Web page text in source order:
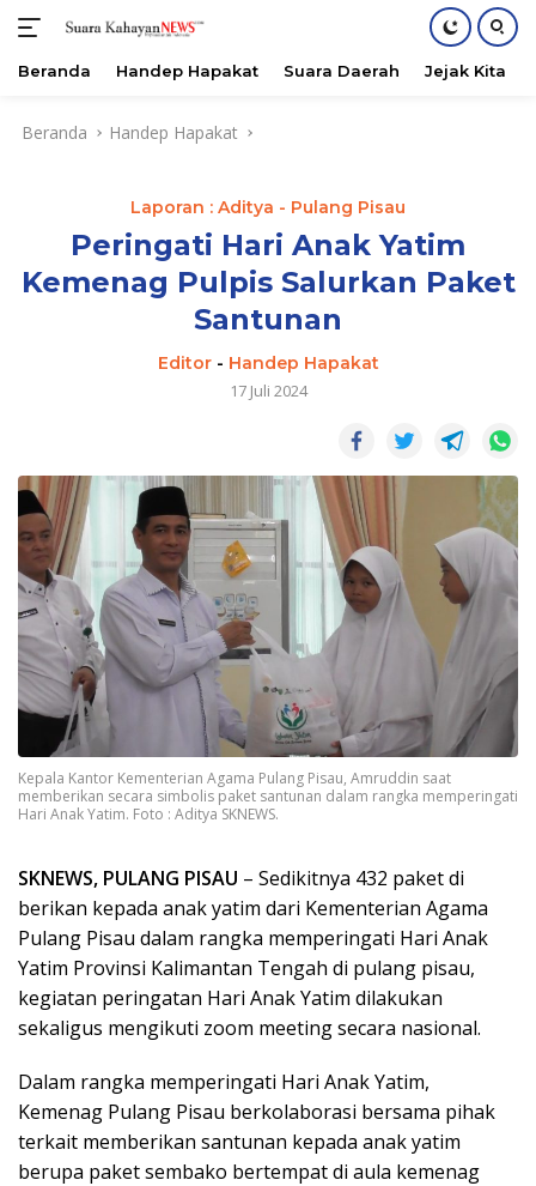
Beranda Handep Hapakat Suara Daerah Jejak Kita
Beranda Handep Hapakat
Laporan : Aditya - Pulang Pisau
Peringati Hari Anak Yatim
Kemenag Pulpis Salurkan Paket
Santunan
Editor- Handep Hapakat
17 Juli 2024
Kepala Kantor Kementerian Agama Pulang Pisau, Amruddin saat
memberikan secara simbolis paket santunan dalam rangka memperingati
Hari Anak Yatim. Foto : Aditya SKNEWS.
SKNEWS, PULANG PISAU – Sedikitnya 432 paket di
berikan kepada anak yatim dari Kementerian Agama
Pulang Pisau dalam rangka memperingati Hari Anak
Yatim Provinsi Kalimantan Tengah di pulang pisau,
kegiatan peringatan Hari Anak Yatim dilakukan
sekaligus mengikuti zoom meeting secara nasional.
Dalam rangka memperingati Hari Anak Yatim,
Kemenag Pulang Pisau berkolaborasi bersama pihak
terkait memberikan santunan kepada anak yatim
berupa paket sembako bertempat di aula kemenag